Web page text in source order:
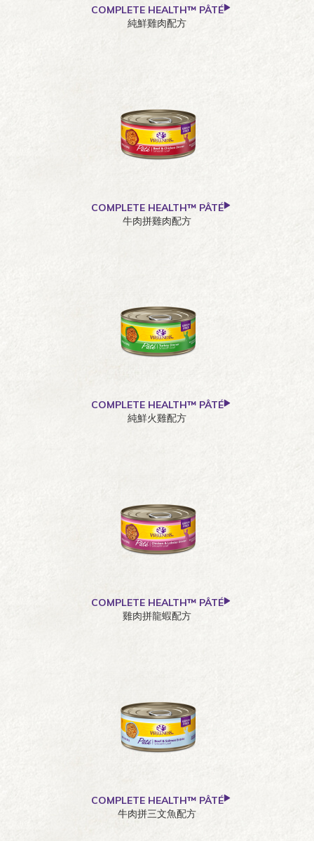
COMPLETE HEALTH™ PÂTÉ
純鮮雞肉配方
COMPLETE HEALTH™ PÂTÉ
牛肉拼雞肉配方
COMPLETE HEALTH™ PÂTÉ
純鮮火雞配方
COMPLETE HEALTH™ PÂTÉ
雞肉拼龍蝦配方
COMPLETE HEALTH™ PÂTÉ
牛肉拼三文魚配方